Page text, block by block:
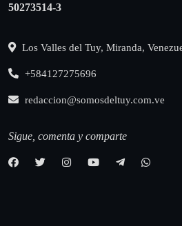
50273514-3
Los Valles del Tuy, Miranda,
+584127275696
redaccion@somosdeltuy.com.ve
Sigue, comenta y comparte